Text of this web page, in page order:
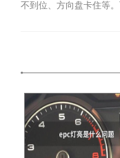
不到位、方向盘卡住等